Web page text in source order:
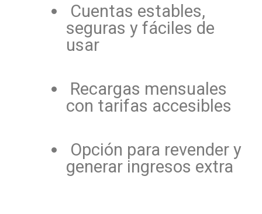
Cuentas estables,
seguras y fáciles de
usar
Recargas mensuales
con tarifas accesibles
Opción para revender y
generar ingresos extra